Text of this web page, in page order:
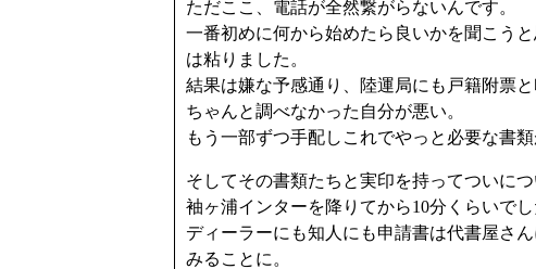
ただここ、電話が全然繋がらないんです。
一番初めに何から始めたら良いかを聞こう
は粘りました。
結果は嫌な予感通り、陸運局にも戸籍附票
ちゃんと調べなかった自分が悪い。
もう一部ずつ手配しこれでやっと必要な書類
そしてその書類たちと実印を持ってついにつ
袖ヶ浦インターを降りてから10分くらいでし
ディーラーにも知人にも申請書は代書屋さ
みることに。